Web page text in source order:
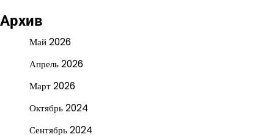
Архив
Май 2026
Апрель 2026
Март 2026
Октябрь 2024
Сентябрь 2024